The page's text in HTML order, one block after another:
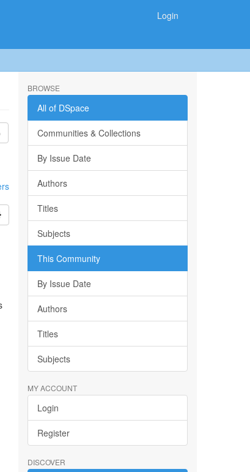
Login
BROWSE
All of DSpace
Communities & Collections
By Issue Date
Authors
Titles
Subjects
This Community
By Issue Date
Authors
Titles
Subjects
MY ACCOUNT
Login
Register
DISCOVER